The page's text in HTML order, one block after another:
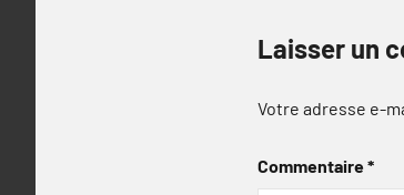
Laisser un
Votre adresse e-
Commentaire*